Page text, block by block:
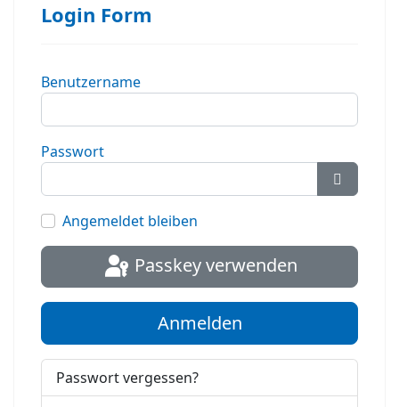
Login Form
Benutzername
Passwort
Angemeldet bleiben
Passkey verwenden
Anmelden
Passwort vergessen?